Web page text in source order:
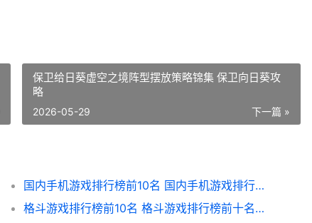
保卫给日葵虚空之境阵型摆放策略锦集 保卫向日葵攻
略
下一篇 »
2026-05-29
国内手机游戏排行榜前10名 国内手机游戏排行榜前十名
格斗游戏排行榜前10名 格斗游戏排行榜前十名人物图片